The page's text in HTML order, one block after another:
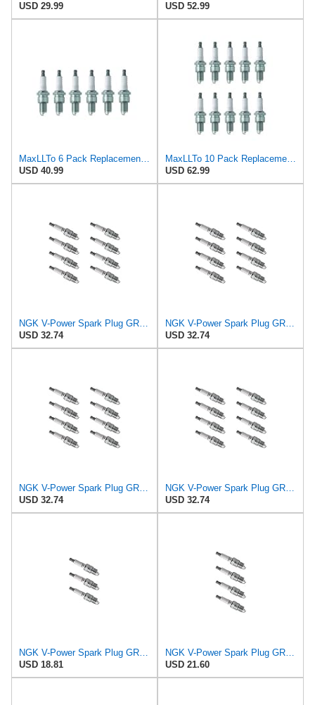
USD 29.99
USD 52.99
MaxLLTo 6 Pack Replacement 2851 V-Power Spark Plug for Bosch 7501 7595 W7DCR WR6D WR6DC WR6DCX WR7D
USD 40.99
MaxLLTo 10 Pack Replacement 2851 V-Power Spark Plug for Bosch 7501 7595 W7DCR WR6D WR6DC WR6DCX
USD 62.99
NGK V-Power Spark Plug GR5 (8 Pack) Compatible With CHEVROLET CORVETTE 1968-1969 7.0L/427
USD 32.74
NGK V-Power Spark Plug GR5 (8 Pack) Compatible With CHEVROLET CHEVELLE 300 DELUXE 1969-1969 6.5L/396
USD 32.74
NGK V-Power Spark Plug GR5 (8 Pack) Compatible With PLYMOUTH FURY 1963-1966 7.0L/426
USD 32.74
NGK V-Power Spark Plug GR5 (8 Pack) Compatible With CHEVROLET CAMARO 1967-1969 6.5L/396
USD 32.74
NGK V-Power Spark Plug GR5 (3 Pack) Compatible With CHEVROLET SPRINT PLUS 1986-1986 1.0L/61
USD 18.81
NGK V-Power Spark Plug GR5 (4 Pack) for CHEVROLET S10 1982-1985 1.9L/119
USD 21.60